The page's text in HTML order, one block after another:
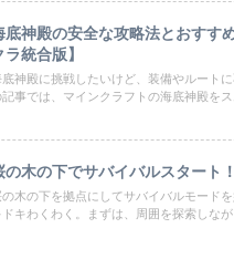
底神殿の安全な攻略法とおすす
ラ統合版】
底神殿に挑戦したいけど、装備やルート
記事では、マインクラフトの海底神殿をス
の木の下でサバイバルスタート！
の木の下を拠点にしてサバイバルモード
ドキわくわく。まずは、周囲を探索しなが